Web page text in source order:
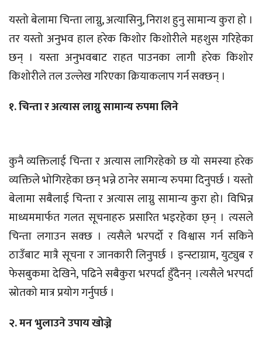
यस्तो बेलामा चिन्ता लाग्नु, अत्यासिनु, निराश हुनु सामान्य कुरा हो ।
तर यस्तो अनुभव हाल हरेक किशोर किशोरीले महशुस गरिहेका
छन् । यस्ता अनुभवबाट राहत पाउनका लागी हरेक किशोर
किशोरीले तल उल्लेख गरिएका क्रियाकलाप गर्न सक्छन् ।
१. चिन्ता र अत्यास लाग्नु सामान्य रुपमा लिने
कुनै व्यक्तिलाई चिन्ता र अत्यास लागिरहेको छ यो समस्या हरेक
व्यक्तिले भोगिरहेका छन् भन्ने ठानेर समान्य रुपमा दिनुपर्छ । यस्तो
बेलामा सबैलाई चिन्ता र अत्यास लाग्नु सामान्य कुरा हो। विभिन्न
माध्यममार्फत गलत सूचनाहरु प्रसारित भइरहेका छ्न् । त्यसले
चिन्ता लगाउन सक्छ । त्यसैले भरपर्दो र विश्वास गर्न सकिने
ठाउँबाट मात्रै सूचना र जानकारी लिनुपर्छ । इन्स्टाग्राम, युट्युब र
फेसबुकमा देखिने, पढिने सबैकुरा भरपर्दा हुँदैनन् ।त्यसैले भरपर्दा
स्रोतको मात्र प्रयोग गर्नुपर्छ ।
२. मन भुलाउने उपाय खोज्ने